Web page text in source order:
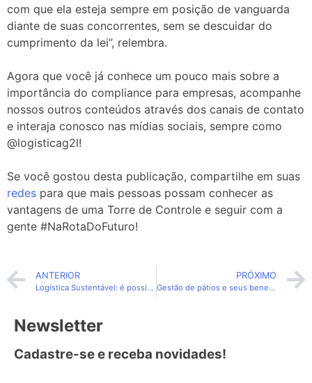
com que ela esteja sempre em posição de vanguarda
diante de suas concorrentes, sem se descuidar do
cumprimento da lei”, relembra.
Agora que você já conhece um pouco mais sobre a
importância do compliance para empresas, acompanhe
nossos outros conteúdos através dos canais de contato
e interaja conosco nas mídias sociais, sempre como
@logisticag2l!
Se você gostou desta publicação, compartilhe em suas
redes para que mais pessoas possam conhecer as
vantagens de uma Torre de Controle e seguir com a
gente #NaRotaDoFuturo!
ANTERIOR
Logística Sustentável: é possível?
PRÓXIMO
Gestão de pátios e seus benefícios
Newsletter
Cadastre-se e receba novidades!